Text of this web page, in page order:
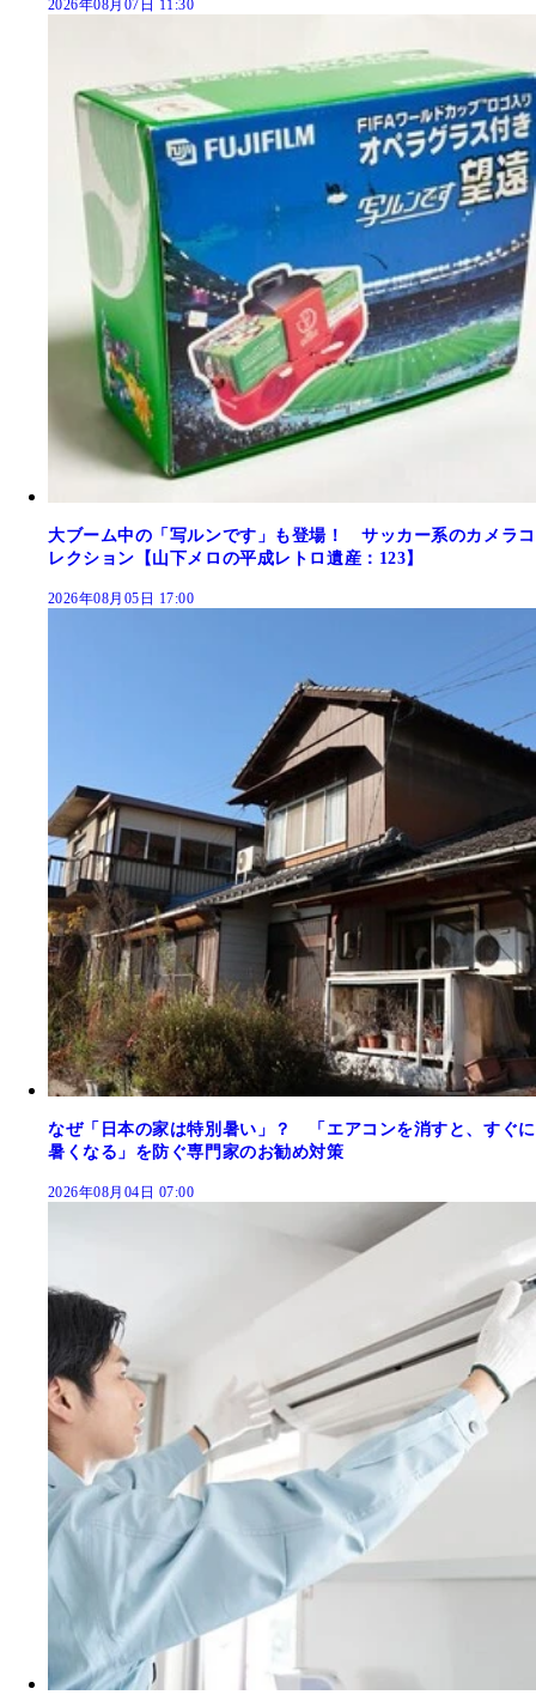
2026年08月07日 11:30
大ブーム中の「写ルンです」も登場！ サッカー系のカメラコ
レクション【山下メロの平成レトロ遺産：123】
2026年08月05日 17:00
なぜ「日本の家は特別暑い」？ 「エアコンを消すと、すぐに
暑くなる」を防ぐ専門家のお勧め対策
2026年08月04日 07:00